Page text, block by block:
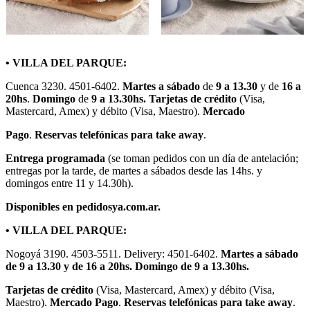
• VILLA DEL PARQUE:
Cuenca 3230. 4501-6402. Martes a sábado de 9 a 13.30 y de 16 a
20hs. Domingo de 9 a 13.30hs. Tarjetas de crédito (Visa,
Mastercard, Amex) y débito (Visa, Maestro). Mercado
Pago. Reservas telefónicas para take away.
Entrega programada (se toman pedidos con un día de antelación;
entregas por la tarde, de martes a sábados desde las 14hs. y
domingos entre 11 y 14.30h).
Disponibles en pedidosya.com.ar.
• VILLA DEL PARQUE:
Nogoyá 3190. 4503-5511. Delivery: 4501-6402. Martes a sábado
de 9 a 13.30 y de 16 a 20hs. Domingo de 9 a 13.30hs.
Tarjetas de crédito (Visa, Mastercard, Amex) y débito (Visa,
Maestro). Mercado Pago. Reservas telefónicas para take away.